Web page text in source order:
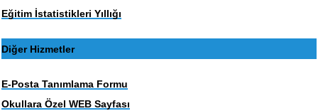
Eğitim İstatistikleri Yıllığı
Diğer Hizmetler
E-Posta Tanımlama Formu
Okullara Özel WEB Sayfası